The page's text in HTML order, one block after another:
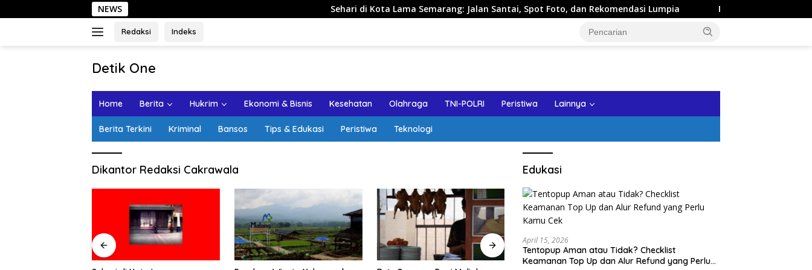
ke
NEWS Sehari di Kota Lama Semarang: Jalan Santai, Spot Foto, dan Rekomendasi Lumpia Panduan Wisata Keluarga ke
Redaksi Indeks
Detik One
Ungkap
Home Berita Hukrim Ekonomi & Bisnis Kesehatan Olahraga TNI-POLRI Peristiwa Lainnya
Berita Terkini Kriminal Bansos Tips & Edukasi Peristiwa Teknologi
Dikantor Redaksi Cakrawala Edukasi
April 15, 2026
Tentopup Aman atau Tidak? Checklist
Keamanan Top Up dan Alur Refund yang Perlu